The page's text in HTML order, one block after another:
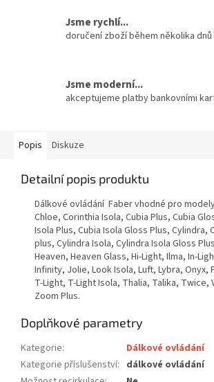
Jsme rychlí...
doručení zboží během několika dnů
Jsme moderní...
akceptujeme platby bankovními
Popis Diskuze
Detailní popis produktu
Dálkové ovládání Faber vhodné pro
Chloe, Corinthia Isola, Cubia Plus, Cubia
Isola Plus, Cubia Isola Gloss Plus, Cylindra,
plus, Cylindra Isola, Cylindra Isola Gloss
Heaven, Heaven Glass, Hi-Light, Ilma, In-
Infinity, Jolie, Look Isola, Luft, Lybra, Onyx,
T-Light, T-Light Isola, Thalia, Talika, Twice,
Zoom Plus.
Doplňkové parametry
Kategorie:
Dálkové ovládání
Kategorie příslušenství: dálkové ovládání